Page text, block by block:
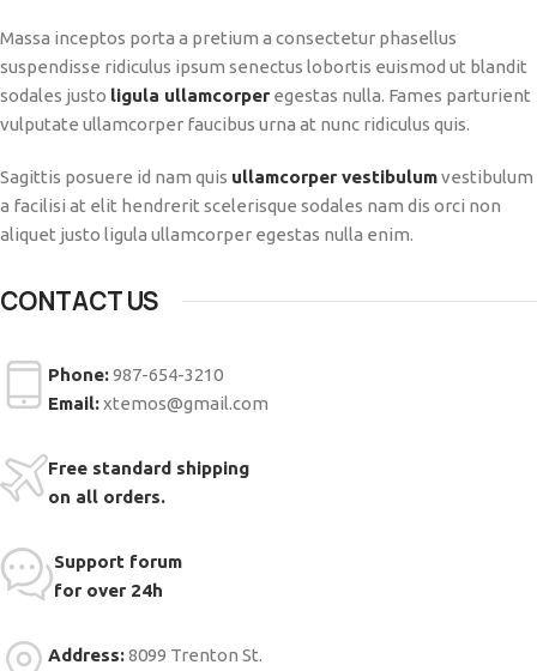
Massa inceptos porta a pretium a consectetur phasellus
suspendisse ridiculus ipsum senectus lobortis euismod ut blandit
sodales justo ligula ullamcorper egestas nulla. Fames parturient
vulputate ullamcorper faucibus urna at nunc ridiculus quis.
Sagittis posuere id nam quis ullamcorper vestibulumvestibulum
a facilisi at elit hendrerit scelerisque sodales nam dis orci non
aliquet justo ligula ullamcorper egestas nulla enim.
CONTACT US
Phone:987-654-3210
Email:xtemos@gmail.com
Free standard shipping
on all orders.
Support forum
for over 24h
Address:8099 Trenton St.